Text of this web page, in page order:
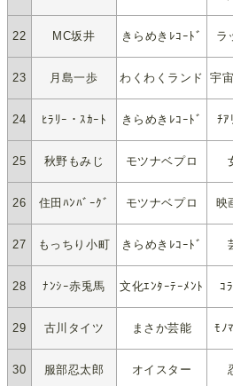
22 MC坂井 きらめきﾚｺｰﾄﾞ ラ
23 月島一歩 わくわくランド 宇
24 ﾋﾗﾘｰ・ｽｶｰﾄ きらめきﾚｺｰﾄﾞ ﾁｱ
25 秋野もみじ モツナベプロ
26 住田ﾊﾝﾊﾞｰｸﾞ モツナベプロ 映
27 もっちり小町 きらめきﾚｺｰﾄﾞ
28 ﾅﾝｼｰ赤兎馬 文化ｴﾝﾀｰﾃｰﾒﾝﾄ ｺ
29 古川タイツ まさか芸能 ﾓﾉ
30 服部忍太郎 オイスター